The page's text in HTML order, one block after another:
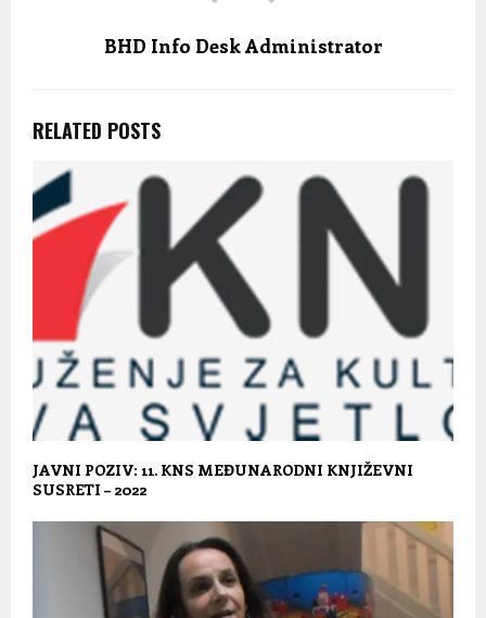
BHD Info Desk Administrator
RELATED POSTS
JAVNI POZIV: 11. KNS MEĐUNARODNI KNJIŽEVNI
SUSRETI – 2022